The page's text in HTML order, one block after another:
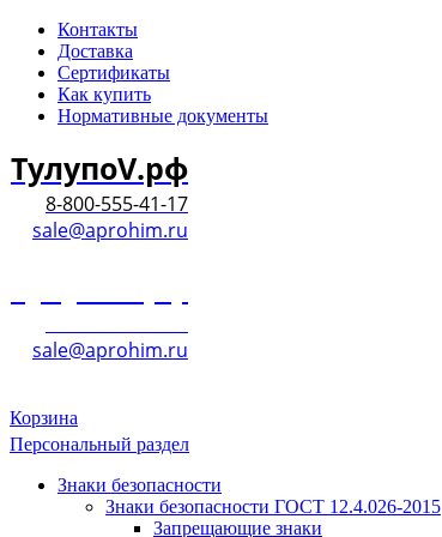
Контакты
Доставка
Сертификаты
Как купить
Нормативные документы
ТулупоV.рф
8-800-555-41-17
sale@aprohim.ru
sale@aprohim.ru
Корзина
Персональный раздел
Знаки безопасности
Знаки безопасности ГОСТ 12.4.026-2015
Запрещающие знаки